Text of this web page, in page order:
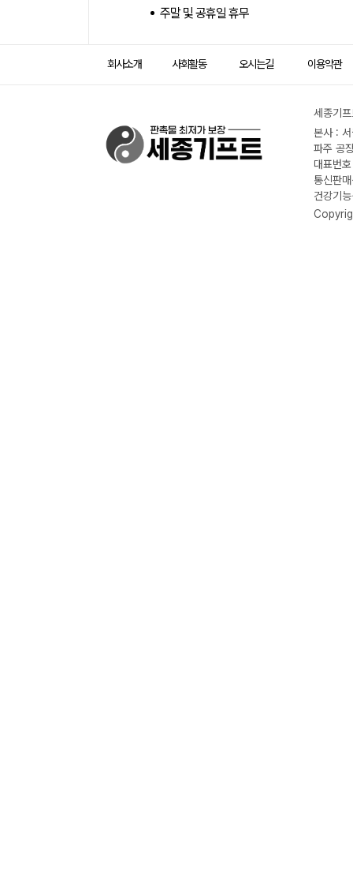
주말 및 공휴일 휴무
회사소개 사회활동 오시는길 이용약관
세종기
본사 :
파주 공
대표번
통신판
건강기